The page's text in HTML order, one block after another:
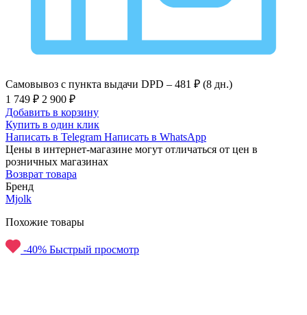
Самовывоз с пункта выдачи DPD – 481 ₽ (8 дн.)
1 749 ₽ 2 900 ₽
Добавить в корзину
Купить в один клик
Написать в Telegram Написать в WhatsApp
Цены в интернет-магазине могут отличаться от цен в
розничных магазинах
Возврат товара
Бренд
Mjolk
Похожие товары
-40% Быстрый просмотр